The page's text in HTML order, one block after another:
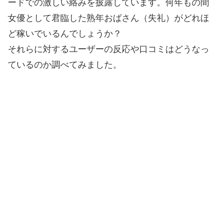
ードでの激しい絡みを披露しています。何年もの間
女優として君臨した熟年おばさん（失礼）がどれほ
ど稼いでいるんでしょうか？
それらに対するユーザーの反応や口コミはどうなっ
ているのか調べてみました。